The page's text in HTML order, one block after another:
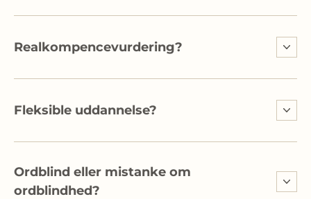
Realkompencevurdering?
Fleksible uddannelse?
Ordblind eller mistanke om
ordblindhed?